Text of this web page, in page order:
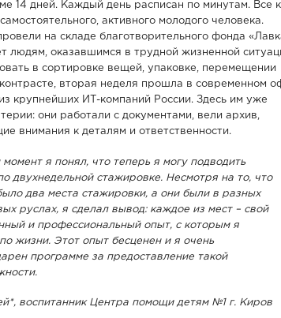
14 дней. Каждый день расписан по минутам. Все
активного молодого человека.
на складе благотворительного фонда
людям, оказавшимся в трудной жизненной
в сортировке вещей, упаковке, перемещении
вторая неделя прошла в современном
крупнейших ИТ-компаний России. Здесь им уже
они работали с документами, вели архив,
внимания к деталям и ответственности.
момент я понял, что теперь я могу подводить
двухнедельной стажировке. Несмотря на то, что
два места стажировки, а они были в разных
руслах, я сделал вывод: каждое из мест – свой
и профессиональный опыт, с которым я
жизни. Этот опыт бесценен и я очень
программе за предоставление такой
воспитанник Центра помощи детям №1 г. Киров